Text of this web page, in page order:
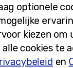
optionele
kiezen om
alle cookies te
en